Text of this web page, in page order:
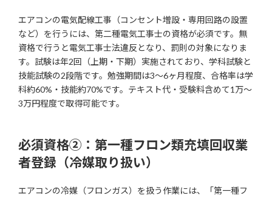
エアコンの電気配線工事（コンセント増設・専用回路の設置
など）を行うには、第二種電気工事士の資格が必須です。無
資格で行うと電気工事士法違反となり、罰則の対象になりま
す。試験は年2回（上期・下期）実施されており、学科試験と
技能試験の2段階です。勉強期間は3〜6ヶ月程度、合格率は学
科約60%・技能約70%です。テキスト代・受験料含めて1万〜
3万円程度で取得可能です。
必須資格②：第一種フロン類充填回収業
者登録（冷媒取り扱い）
エアコンの冷媒（フロンガス）を扱う作業には、「第一種フ